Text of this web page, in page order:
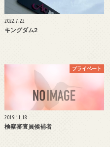
2022.7.22
キングダム2
プライベート
2019.11.18
検察審査員候補者